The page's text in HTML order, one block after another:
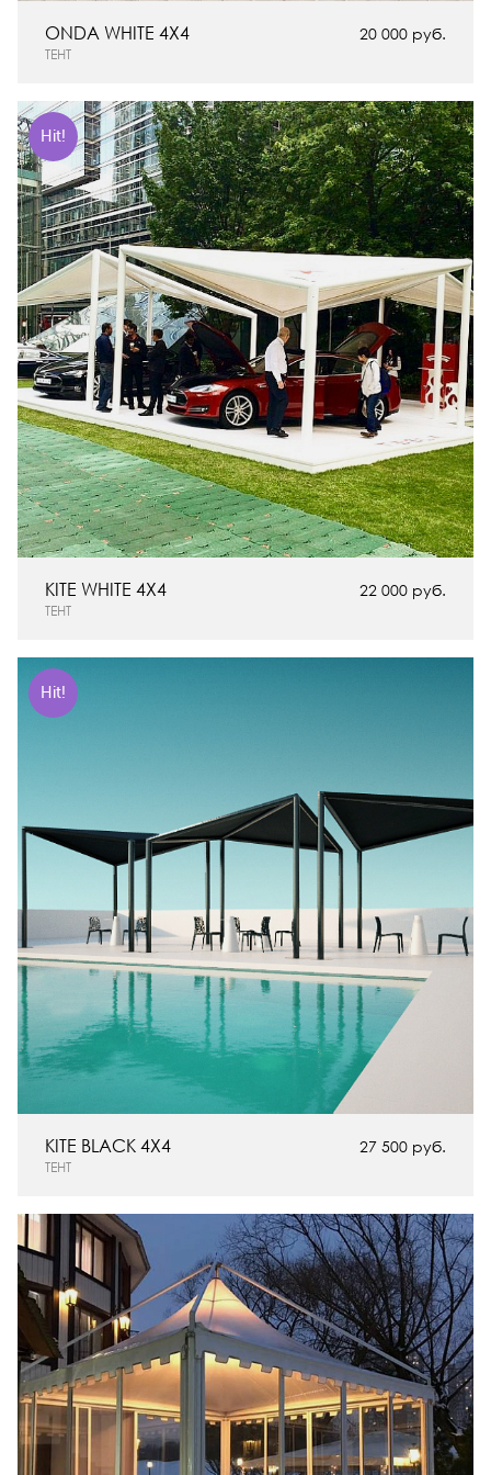
20 000 руб.
ТЕНТ
ONDA WHITE 4Х4
Hit!
22 000 руб.
ТЕНТ
KITE WHITE 4X4
Hit!
27 500 руб.
ТЕНТ
KITE BLACK 4X4